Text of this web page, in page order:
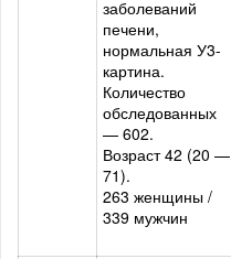
заболеваний
печени,
нормальная У3-
картина.
Количество
обследованных
— 602.
Возраст 42 (20 —
71).
263 женщины /
339 мужчин